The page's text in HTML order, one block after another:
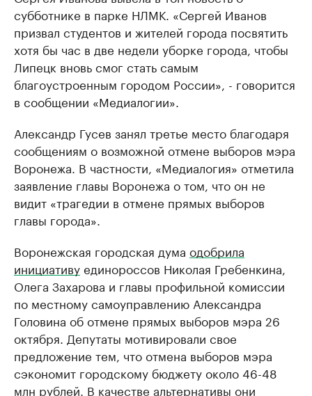
субботнике в парке НЛМК. «Сергей Иванов
призвал студентов и жителей города посвятить
хотя бы час в две недели уборке города, чтобы
Липецк вновь смог стать самым
благоустроенным городом России», - говорится
в сообщении «Медиалогии».
Александр Гусев занял третье место благодаря
сообщениям о возможной отмене выборов мэра
Воронежа. В частности, «Медиалогия» отметила
заявление главы Воронежа о том, что он не
видит «трагедии в отмене прямых выборов
главы города».
Воронежская городская дума одобрила
инициативуединороссов Николая Гребенкина,
Олега Захарова и главы профильной комиссии
по местному самоуправлению Александра
Головина об отмене прямых выборов мэра 26
октября. Депутаты мотивировали свое
предложение тем, что отмена выборов мэра
сэкономит городскому бюджету около 46-48
млн рублей. В качестве альтернативы они